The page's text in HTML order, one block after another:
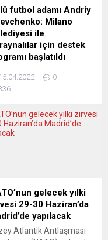
BBC’ye yaptığı
İngiliz
Kabil Havaalanı
güvenliği
Taliban’la işbirliği
ve eski Afganistan
Hamid
futbol adamı Andriy
Milano
ile
için destek
başlatıldı
süre Milan forması
Ukraynalı teknik
Belediyesi ile
kaçan
eski yıldız futbolcu
savaştan
özellikle de Ukraynalı
yönelik destek ve
programı
0
gelecek yılki
29-30 Haziran’da
yapılacak
Atlantik Antlaşması